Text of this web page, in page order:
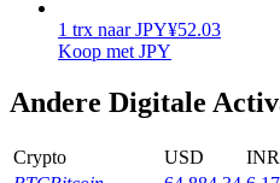
1 trx naar JPY¥52.03
Koop met JPY
Andere Digitale
Crypto USD INR